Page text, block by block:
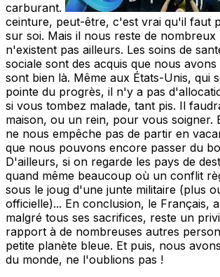
carburant.
ceinture, peut-être, c'est vrai qu'il faut
sur soi. Mais il nous reste de nombreux
n'existent pas ailleurs. Les soins de
sociale sont des acquis que nous
sont bien là. Même aux États-Unis, qui
pointe du progrès, il n'y a pas
si vous tombez malade, tant pis. Il
maison, ou un rein, pour vous soigner.
ne nous empêche pas de partir en
que nous pouvons encore passer du
D'ailleurs, si on regarde les pays de
quand même beaucoup où un conflit
sous le joug d'une junte militaire (plus
officielle)... En conclusion, le Français,
malgré tous ses sacrifices, reste un
rapport à de nombreuses autres
petite planète bleue. Et puis, nous
du monde, ne l'oublions pas !